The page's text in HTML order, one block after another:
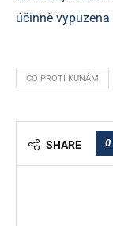
účinně
CO PROTI KUNÁM
SHARE 0